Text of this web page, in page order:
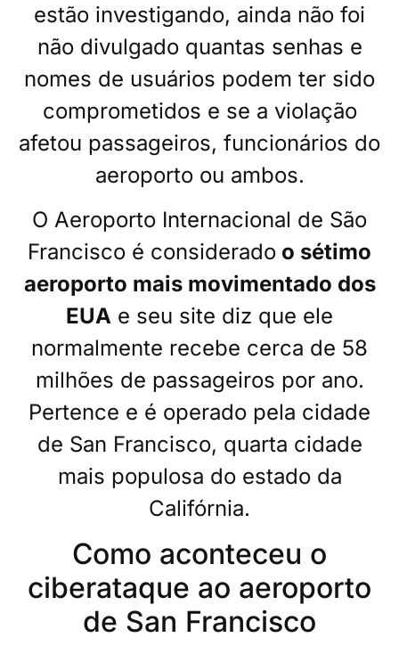
estão investigando, ainda não foi
não divulgado quantas senhas e
nomes de usuários podem ter sido
comprometidos e se a violação
afetou passageiros, funcionários do
aeroporto ou ambos.
O Aeroporto Internacional de São
Francisco é considerado o sétimo
aeroporto mais movimentado dos
EUA e seu site diz que ele
normalmente recebe cerca de 58
milhões de passageiros por ano.
Pertence e é operado pela cidade
de San Francisco, quarta cidade
mais populosa do estado da
Califórnia.
Como aconteceu o
ciberataque ao aeroporto
de San Francisco